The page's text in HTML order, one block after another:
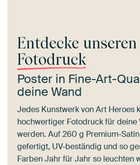
Entdecke unseren
Fotodruck
Poster in Fine-Art-
deine Wand
Jedes Kunstwerk von Art Heroes
hochwertiger Fotodruck für deine
werden. Auf 260 g Premium-
gefertigt, UV-beständig und so
Farben Jahr für Jahr so leuchten